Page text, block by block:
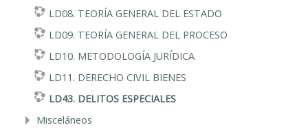
LD08. TEORÍA GENERAL DEL ESTADO
LD09. TEORÍA GENERAL DEL PROCESO
LD10. METODOLOGÍA JURÍDICA
LD11. DERECHO CIVIL BIENES
LD43. DELITOS ESPECIALES
Misceláneos